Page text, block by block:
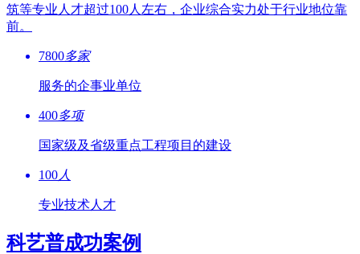
筑等专业人才超过100人左右，企业综合实力处于行业地位靠
前。
7800多家
服务的企事业单位
400多项
国家级及省级重点工程项目的建设
100 人
专业技术人才
科艺普成功案例